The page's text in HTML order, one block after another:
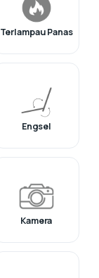
Terlampau Panas
Engsel
Kamera